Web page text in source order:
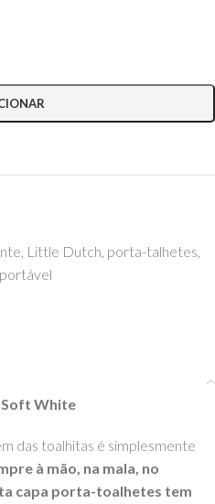
, Little Dutch, porta-talhetes,
Soft White
das toalhitas é simplesmente
à mão, na mala, no
capa porta-toalhetes tem